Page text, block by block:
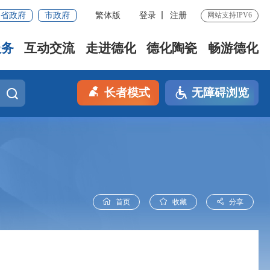
省政府 市政府 繁体版 登录 注册 网站支持IPV6
互动交流 走进德化 德化陶瓷 畅游德化
长者模式 无障碍浏览
首页 收藏 分享